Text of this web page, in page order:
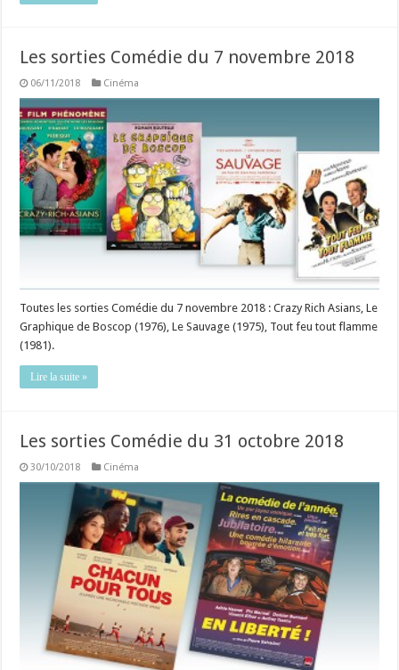
Les sorties Comédie du 7 novembre 2018
06/11/2018 Cinéma
Toutes les sorties Comédie du 7 novembre 2018 : Crazy Rich Asians, Le
Graphique de Boscop (1976), Le Sauvage (1975), Tout feu tout flamme
(1981).
Lire la suite »
Les sorties Comédie du 31 octobre 2018
30/10/2018 Cinéma